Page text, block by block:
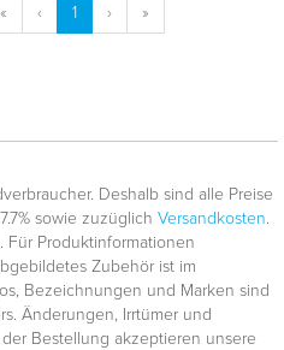
« ‹ 1 › »
Deshalb sind alle Preise
sowie zuzüglich Versandkosten.
Produktinformationen
Zubehör ist im
Bezeichnungen und Marken sind
Änderungen, Irrtümer und
Bestellung akzeptieren unsere